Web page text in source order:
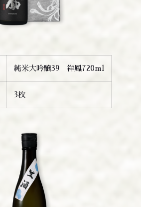
純米大吟醸39 祥鳳720ml
3枚